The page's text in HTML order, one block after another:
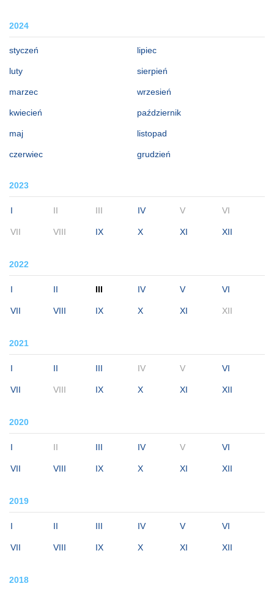
2024
styczeń
luty
marzec
kwiecień
maj
czerwiec
lipiec
sierpień
wrzesień
październik
listopad
grudzień
2023
I II III IV V VI
VII VIII IX X XI XII
2022
I II III IV V VI
VII VIII IX X XI XII
2021
I II III IV V VI
VII VIII IX X XI XII
2020
I II III IV V VI
VII VIII IX X XI XII
2019
I II III IV V VI
VII VIII IX X XI XII
2018